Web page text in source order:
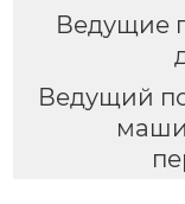
Ведущие
Ведущий